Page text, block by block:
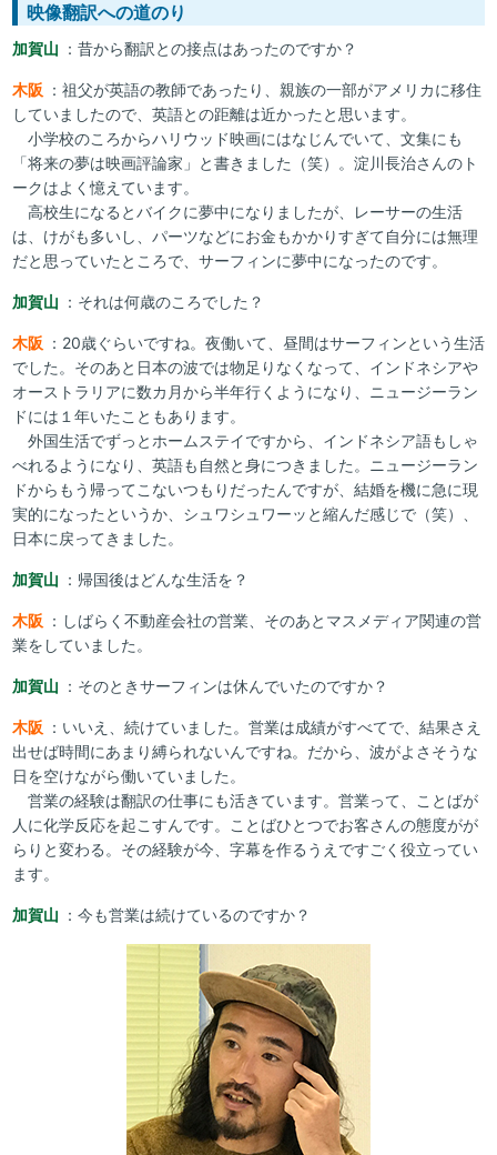
映像翻訳への道のり
加賀山 ：昔から翻訳との接点はあったのですか？
木阪 ：祖父が英語の教師であったり、親族の一部がアメリカに移住
していましたので、英語との距離は近かったと思います。
小学校のころからハリウッド映画にはなじんでいて、文集にも
「将来の夢は映画評論家」と書きました（笑）。淀川長治さんのト
ークはよく憶えています。
高校生になるとバイクに夢中になりましたが、レーサーの生活
は、けがも多いし、パーツなどにお金もかかりすぎて自分には無理
だと思っていたところで、サーフィンに夢中になったのです。
加賀山 ：それは何歳のころでした？
木阪 ：20歳ぐらいですね。夜働いて、昼間はサーフィンという生活
でした。そのあと日本の波では物足りなくなって、インドネシアや
オーストラリアに数カ月から半年行くようになり、ニュージーラン
ドには１年いたこともあります。
外国生活でずっとホームステイですから、インドネシア語もしゃ
べれるようになり、英語も自然と身につきました。ニュージーラン
ドからもう帰ってこないつもりだったんですが、結婚を機に急に現
実的になったというか、シュワシュワーッと縮んだ感じで（笑）、
日本に戻ってきました。
加賀山 ：帰国後はどんな生活を？
木阪 ：しばらく不動産会社の営業、そのあとマスメディア関連の営
業をしていました。
加賀山 ：そのときサーフィンは休んでいたのですか？
木阪 ：いいえ、続けていました。営業は成績がすべてで、結果さえ
出せば時間にあまり縛られないんですね。だから、波がよさそうな
日を空けながら働いていました。
営業の経験は翻訳の仕事にも活きています。営業って、ことばが
人に化学反応を起こすんです。ことばひとつでお客さんの態度がが
らりと変わる。その経験が今、字幕を作るうえですごく役立ってい
ます。
加賀山 ：今も営業は続けているのですか？